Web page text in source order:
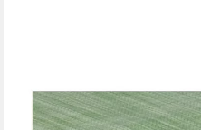
LARO
Tischdecke Wachstuch-